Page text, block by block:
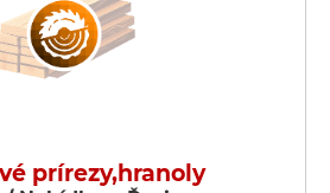
prírezy,hranoly